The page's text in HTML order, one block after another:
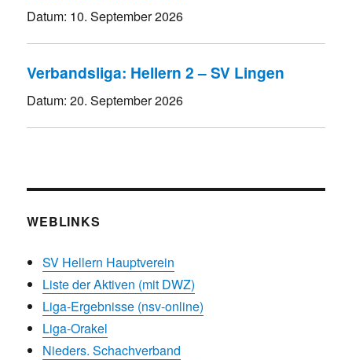
Datum: 10. September 2026
Verbandsliga: Hellern 2 – SV Lingen
Datum:20. September 2026
WEBLINKS
SV Hellern Hauptverein
Liste der Aktiven (mit DWZ)
Liga-Ergebnisse (nsv-online)
Liga-Orakel
Nieders. Schachverband